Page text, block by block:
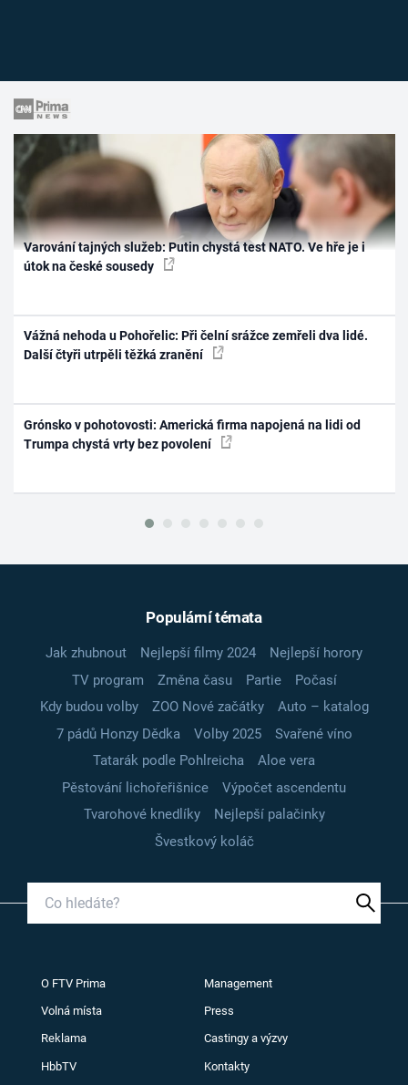
Varování tajných služeb: Putin chystá test NATO. Ve hře je i
útok na české sousedy
Vážná nehoda u Pohořelic: Při čelní srážce zemřeli dva lidé.
Další čtyři utrpěli těžká zranění
Grónsko v pohotovosti: Americká firma napojená na lidi od
Trumpa chystá vrty bez povolení
Populární témata
Jak zhubnout Nejlepší filmy 2024
Nejlepší horory
TV program
Změna času Partie
Počasí
Kdy budou volby
ZOO Nové začátky
Auto – katalog
7 pádů Honzy Dědka
Volby 2025
Svařené víno
Tatarák podle Pohlreicha
Aloe vera
Pěstování lichořeřišnice
Výpočet ascendentu
Tvarohové knedlíky
Nejlepší palačinky
Švestkový koláč
O FTV Prima Management
Volná místa Press
Reklama Castingy a výzvy
HbbTV Kontakty